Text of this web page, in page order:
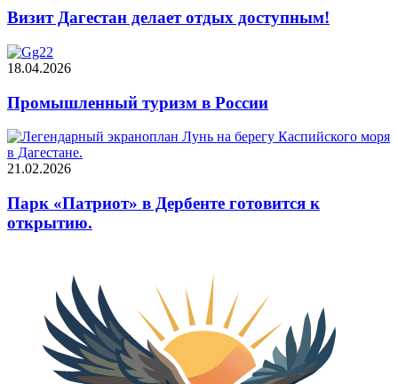
Визит Дагестан делает отдых доступным!
18.04.2026
Промышленный туризм в России
21.02.2026
Парк «Патриот» в Дербенте готовится к
открытию.